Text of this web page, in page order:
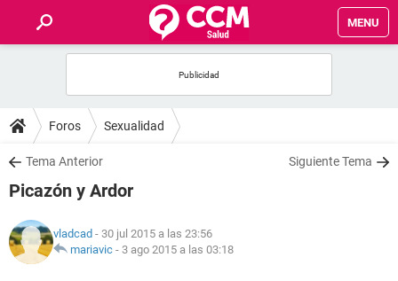
MENU
FOROS
SALUD
NUTRICIÓN
Foros Sexualidad
Tema Anterior Siguiente Tema
Picazón y Ardor
vladcad - 30 jul 2015 a las 23:56
mariavic - 3 ago 2015 a las 03:18